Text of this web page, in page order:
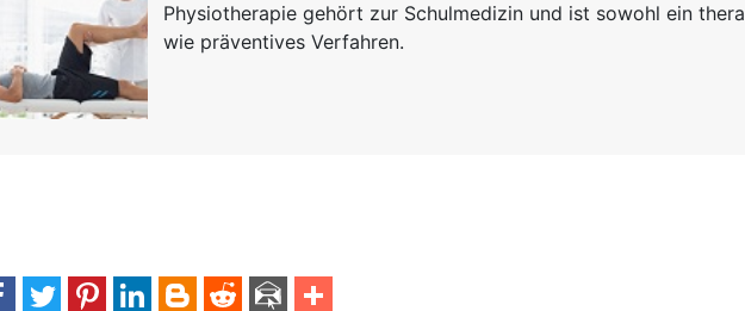
Physiotherapie gehört zur Schulmedizin und ist sowohl ein
wie präventives Verfahren.